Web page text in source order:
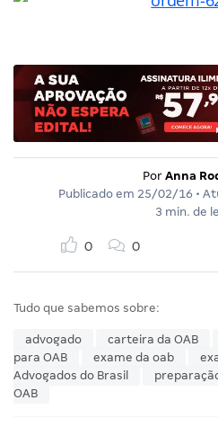
Por Anna
Publicado em 25/02/16 •
3 min. de
0 0
Tudo que sabemos sobre:
advogado carteira da OAB
para OAB
exame da oab
Advogados do Brasil
OAB